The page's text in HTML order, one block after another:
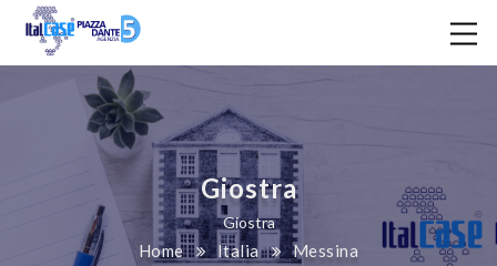
Giostra
Giostra
Home Italia
Messina